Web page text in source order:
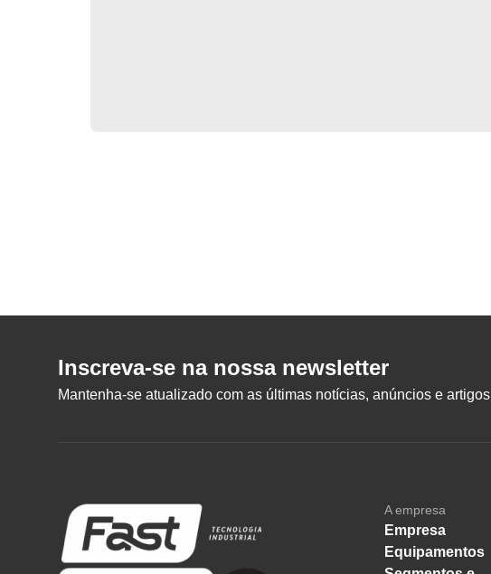
Inscreva-se na nossa newsletter
Mantenha-se atualizado com as últimas notícias, anúncios e artigos
A empresa
Empresa
Equipamentos